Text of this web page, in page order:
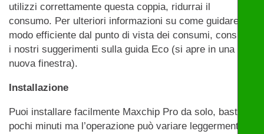
utilizzi correttamente questa coppia, ridurrai il
consumo. Per ulteriori informazioni su come guidare in
modo efficiente dal punto di vista dei consumi, consulta
i nostri suggerimenti sulla guida Eco (si apre in una
nuova finestra).
Installazione
Puoi installare facilmente Maxchip Pro da solo, bastano
pochi minuti ma l’operazione può variare leggermente a